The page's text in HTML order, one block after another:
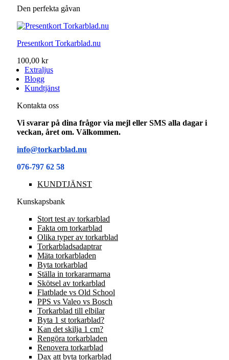
Den perfekta gåvan
Presentkort Torkarblad.nu
100,00 kr
Extraljus
Blogg
Kundtjänst
Kontakta oss
Vi svarar på dina frågor via mejl eller SMS alla dagar i
veckan, året om. Välkommen.
info@torkarblad.nu
076-797 62 58
KUNDTJÄNST
Kunskapsbank
Stort test av torkarblad
Fakta om torkarblad
Olika typer av torkarblad
Torkarbladsadaptrar
Mäta torkarbladen
Byta torkarblad
Ställa in torkararmarna
Skötsel av torkarblad
Flatblade vs Old School
PPS vs Valeo vs Bosch
Torkarblad till elbilar
Byta 1 st torkarblad?
Kan det skilja 1 cm?
Rengöra torkarbladen
Renovera torkarblad
Dax att byta torkarblad